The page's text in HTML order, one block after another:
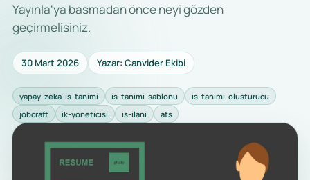
Yayınla'ya basmadan önce neyi gözden
geçirmelisiniz.
30 Mart 2026 Yazar: Canvider Ekibi
yapay-zeka-is-tanimi is-tanimi-sablonu
is-tanimi-olusturucu
jobcraft
ik-yoneticisi is-ilani ats